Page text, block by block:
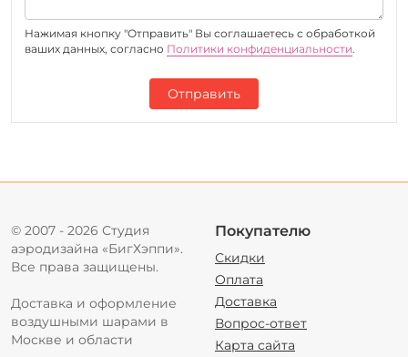
Нажимая кнопку "Отправить" Вы соглашаетесь c обработкой
ваших данных, согласно Политики конфиденциальности.
Отправить
© 2007 - 2026 Студия
аэродизайна «БигХэппи».
Все права защищены.
Доставка и оформление
воздушными шарами в
Москве и области
Покупателю
Скидки
Оплата
Доставка
Вопрос-ответ
Карта сайта